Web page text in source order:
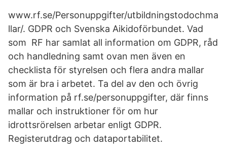
www.rf.se/Personuppgifter/utbildningstodochma
llar/. GDPR och Svenska Aikidoförbundet. Vad
som RF har samlat all information om GDPR, råd
och handledning samt ovan men även en
checklista för styrelsen och flera andra mallar
som är bra i arbetet. Ta del av den och övrig
information på rf.se/personuppgifter, där finns
mallar och instruktioner för om hur
idrottsrörelsen arbetar enligt GDPR.
Registerutdrag och dataportabilitet.